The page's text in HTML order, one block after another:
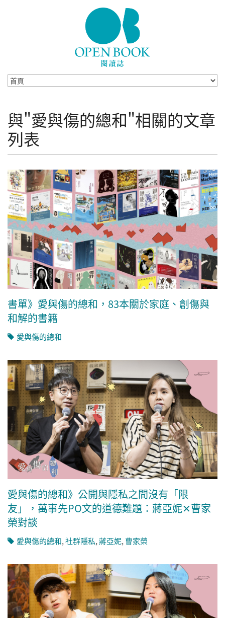
與"愛與傷的總和"相關的文章
列表
書單》愛與傷的總和，83本關於家庭、創傷與
和解的書籍
愛與傷的總和
愛與傷的總和》公開與隱私之間沒有「限
友」，萬事先PO文的道德難題：蔣亞妮✕曹家
榮對談
愛與傷的總和,社群隱私,蔣亞妮, 曹家榮